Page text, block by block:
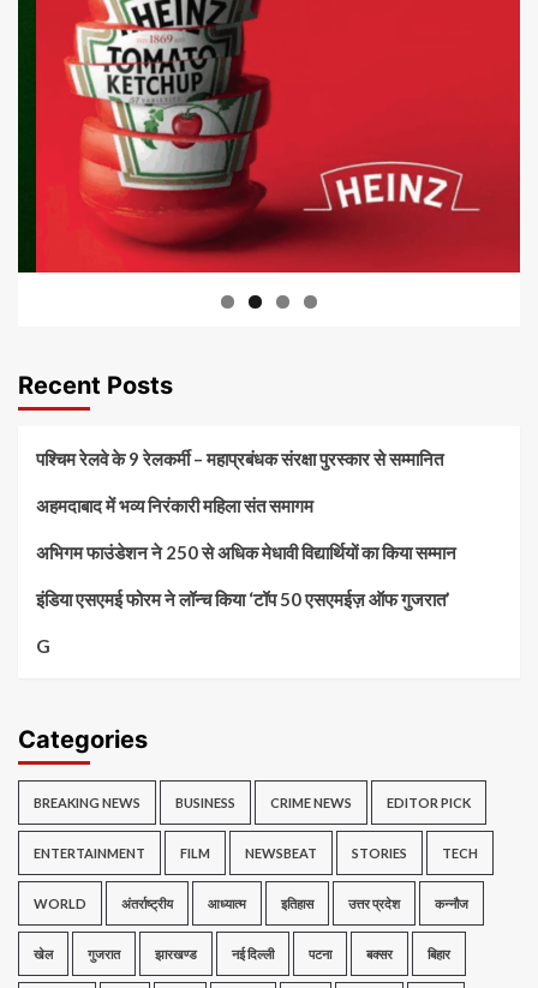
Recent Posts
पश्चिम रेलवे के 9 रेलकर्मी – महाप्रबंधक संरक्षा पुरस्कार से सम्मानित
अहमदाबाद में भव्य निरंकारी महिला संत समागम
अभिगम फाउंडेशन ने 250 से अधिक मेधावी विद्यार्थियों का किया सम्मान
इंडिया एसएमई फोरम ने लॉन्च किया ‘टॉप 50 एसएमईज़ ऑफ गुजरात’
G
Categories
BREAKING NEWS BUSINESS CRIME NEWS EDITOR PICK
ENTERTAINMENT FILM NEWSBEAT STORIES TECH
WORLD अंतर्राष्ट्रीय आध्यात्म इतिहास उत्तर प्रदेश कन्नौज
खेल गुजरात झारखण्ड नई दिल्ली पटना बक्सर बिहार